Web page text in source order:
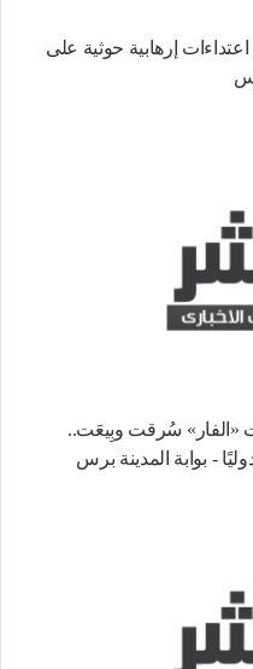
11 مدنيا في اعتداءات إرهابية حوثية على
«الفار» سُرقت وبِيعَت..
- بوابة المدينة برس